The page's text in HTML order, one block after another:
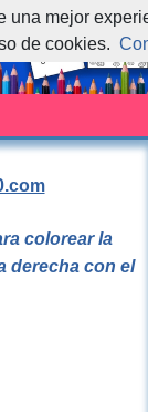
colorear la
derecha con el
una mejor
de cookies.